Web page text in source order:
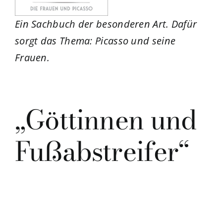
Ein Sachbuch der besonderen Art. Dafür
sorgt das Thema: Picasso und seine
Frauen.
„Göttinnen und
Fußabstreifer“